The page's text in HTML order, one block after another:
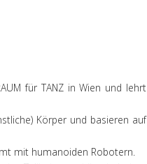
für TANZ in Wien und lehrt
Körper und basieren auf
mit humanoiden Robotern.